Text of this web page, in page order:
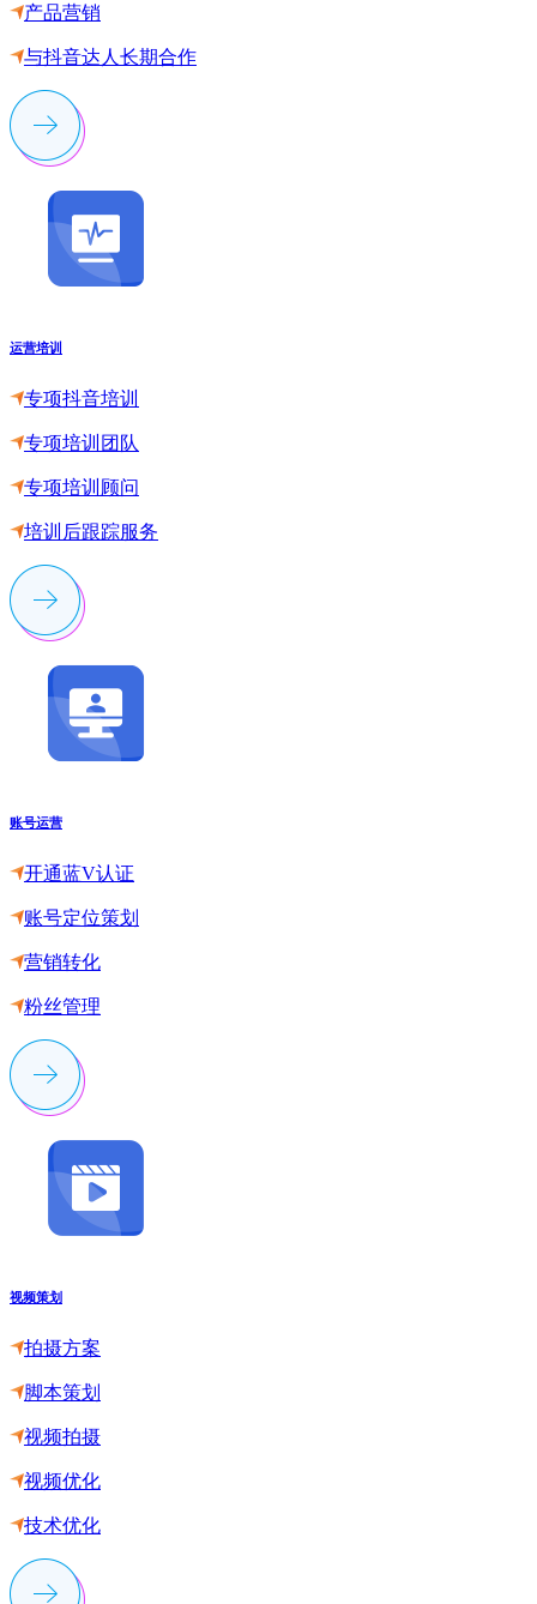
产品营销
与抖音达人长期合作
运营培训
专项抖音培训
专项培训团队
专项培训顾问
培训后跟踪服务
账号运营
开通蓝V认证
账号定位策划
营销转化
粉丝管理
视频策划
拍摄方案
脚本策划
视频拍摄
视频优化
技术优化